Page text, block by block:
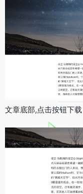
文章底部,点击按钮下载